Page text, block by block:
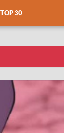
TOP 30